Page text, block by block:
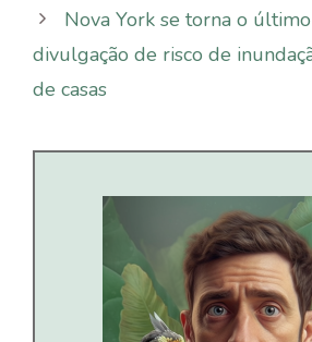
Nova York se torna o
divulgação de risco de
de casas